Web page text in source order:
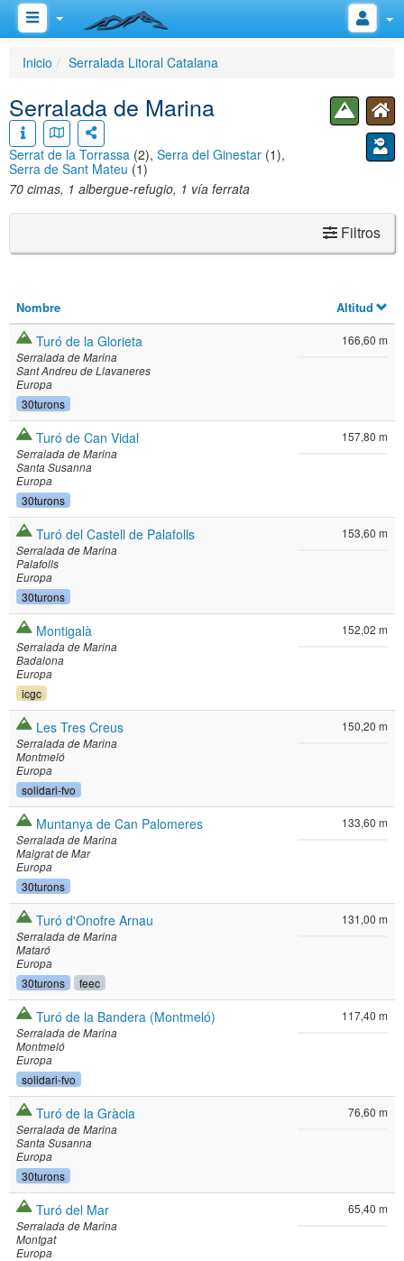
Inicio Serralada Litoral Catalana
Serralada de Marina
Serrat de la Torrassa (2), Serra del Ginestar (1),
Serra de Sant Mateu (1)
70 cimas, 1 albergue-refugio, 1 vía ferrata
Filtros
Nombre Altitud
Turó de la Glorieta
Serralada de Marina
Sant Andreu de Llavaneres
Europa
30turons
166,60 m
Turó de Can Vidal
Serralada de Marina
Santa Susanna
Europa
30turons
157,80 m
Turó del Castell de Palafolls
Serralada de Marina
Palafolls
Europa
30turons
153,60 m
Montigalà
Serralada de Marina
Badalona
Europa
icgc
152,02 m
Les Tres Creus
Serralada de Marina
Montmeló
Europa
solidari-fvo
150,20 m
Muntanya de Can Palomeres
Serralada de Marina
Malgrat de Mar
Europa
30turons
133,60 m
Turó d'Onofre Arnau
Serralada de Marina
Mataró
Europa
30turons feec
131,00 m
Turó de la Bandera (Montmeló)
Serralada de Marina
Montmeló
Europa
solidari-fvo
117,40 m
Turó de la Gràcia
Serralada de Marina
Santa Susanna
Europa
30turons
76,60 m
Turó del Mar
Serralada de Marina
Montgat
Europa
65,40 m